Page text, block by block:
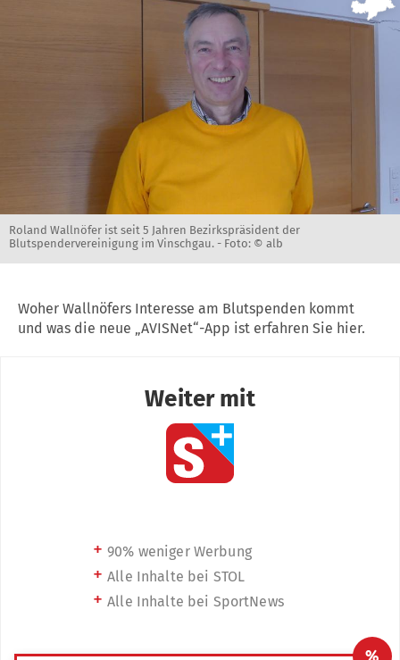
Roland Wallnöfer ist seit 5 Jahren Bezirkspräsident der
Blutspendervereinigung im Vinschgau. - Foto: © alb
Woher Wallnöfers Interesse am Blutspenden kommt
und was die neue „AVISNet“-App ist erfahren Sie hier.